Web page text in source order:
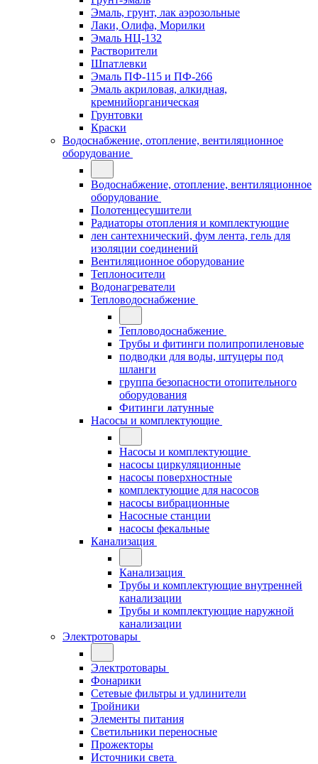
Эмаль, грунт, лак аэрозольные
Лаки, Олифа, Морилки
Эмаль НЦ-132
Растворители
Шпатлевки
Эмаль ПФ-115 и ПФ-266
Эмаль акриловая, алкидная,
кремнийорганическая
Грунтовки
Краски
Водоснабжение, отопление, вентиляционное
оборудование
Водоснабжение, отопление, вентиляционное
оборудование
Полотенцесушители
Радиаторы отопления и комплектующие
лен сантехнический, фум лента, гель для
изоляции соединений
Вентиляционное оборудование
Теплоносители
Водонагреватели
Тепловодоснабжение
Тепловодоснабжение
Трубы и фитинги полипропиленовые
подводки для воды, штуцеры под
шланги
группа безопасности отопительного
оборудования
Фитинги латунные
Насосы и комплектующие
Насосы и комплектующие
насосы циркуляционные
насосы поверхностные
комплектующие для насосов
насосы вибрационные
Насосные станции
насосы фекальные
Канализация
Канализация
Трубы и комплектующие внутренней
канализации
Трубы и комплектующие наружной
канализации
Электротовары
Электротовары
Фонарики
Сетевые фильтры и удлинители
Тройники
Элементы питания
Светильники переносные
Прожекторы
Источники света